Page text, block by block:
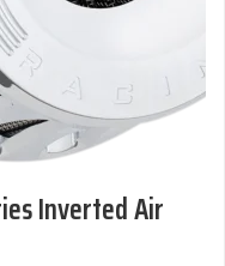
Inverted Air